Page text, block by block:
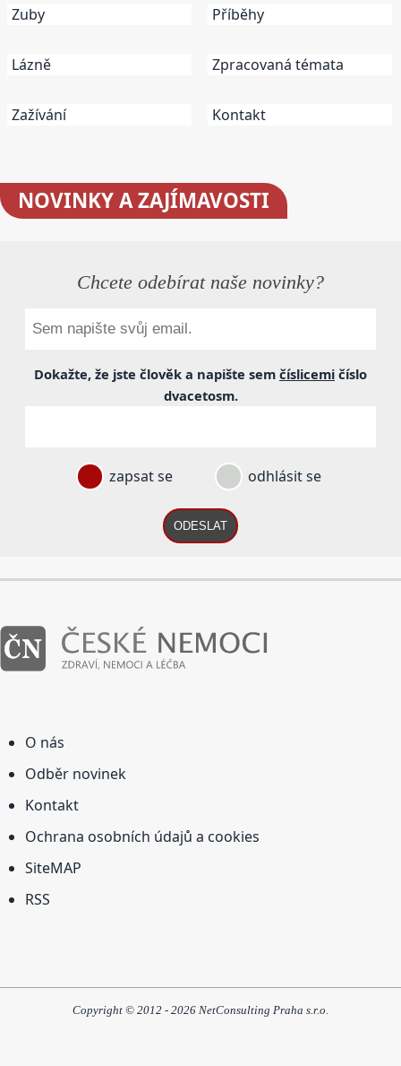
Zuby
Lázně
Zažívání
Příběhy
Zpracovaná témata
Kontakt
NOVINKYA ZAJÍMAVOSTI
Chcete odebírat naše novinky?
Dokažte, že jste člověk a napište sem číslicemi číslo
dvacetosm.
zapsat se odhlásit se
ODESLAT
O nás
Odběr novinek
Kontakt
Ochrana osobních údajů a cookies
SiteMAP
RSS
Copyright © 2012 - 2026 NetConsulting Praha s.r.o.